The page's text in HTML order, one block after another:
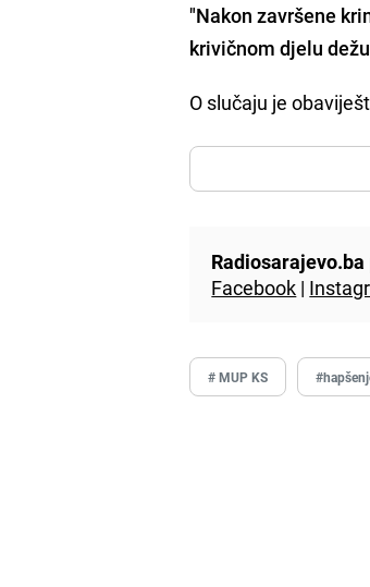
"Nakon završene
krivičnom djelu
O slučaju je
Radiosarajevo.ba
Facebook |
# MUP KS